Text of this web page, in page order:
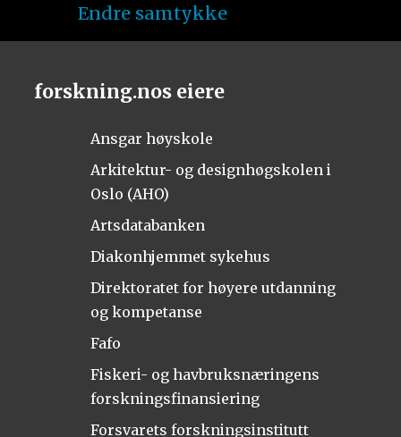
Endre samtykke
forskning.nos eiere
Ansgar høyskole
Arkitektur- og designhøgskolen i
Oslo (AHO)
Artsdatabanken
Diakonhjemmet sykehus
Direktoratet for høyere utdanning
og kompetanse
Fafo
Fiskeri- og havbruksnæringens
forskningsfinansiering
Forsvarets forskningsinstitutt